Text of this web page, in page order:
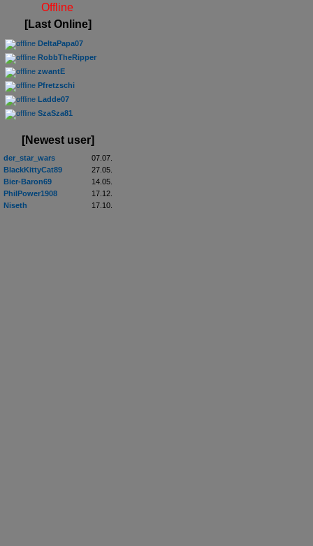
Offline
[Last Online]
DeltaPapa07
RobbTheRipper
zwantE
Pfretzschi
Ladde07
SzaSza81
[Newest user]
der_star_wars
07.07.
BlackKittyCat89
27.05.
Bier-Baron69
14.05.
PhilPower1908
17.12.
Niseth
17.10.